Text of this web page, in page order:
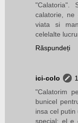
"Calatoria".
calatorie, ne
viata si
celelalte
Răspundeți
ici-colo
"Calatorim
bunicel
insa cel
special; el e